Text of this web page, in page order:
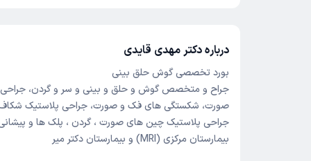
درباره دکتر مهدی قایدی
بورد تخصصی گوش حلق بینی
جراح و متخصص گوش و حلق و بینی و سر و گردن، جراحی
صورت، شکستگی های فک و صورت، جراحی پلاستیک شکاف
جراحی پلاستیک چین های صورت ، گردن ، پلک ها و
بیمارستان مرکزی (MRI) و بیمارستان دکتر میر